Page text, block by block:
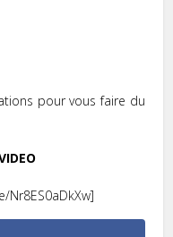
pour vous faire du